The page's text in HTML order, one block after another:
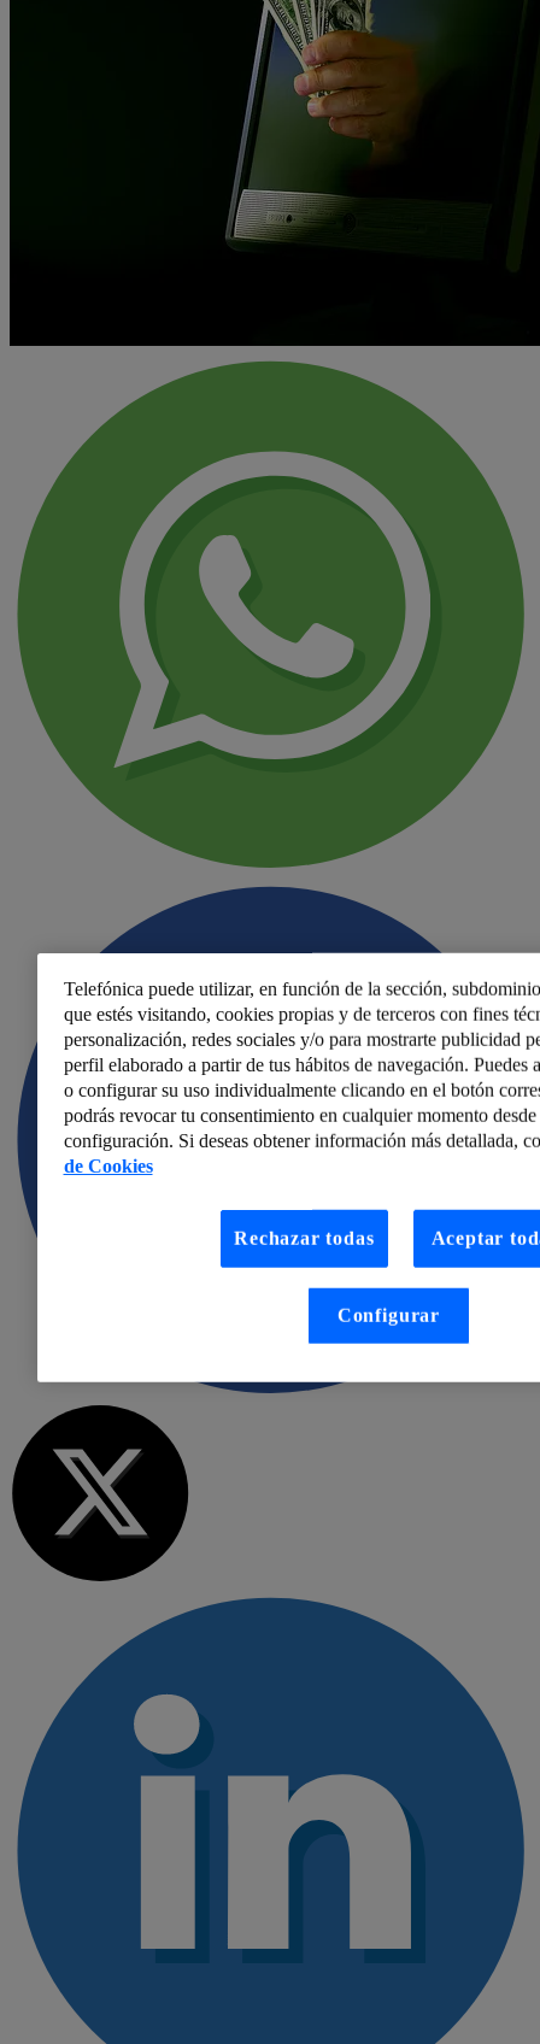
Telefónica puede utilizar, en función de la sección,
que estés visitando, cookies propias y de terceros con fines
personalización, redes sociales y/o para mostrarte publicidad
perfil elaborado a partir de tus hábitos de navegación. Puedes
o configurar su uso individualmente clicando en el botón
podrás revocar tu consentimiento en cualquier momento
configuración. Si deseas obtener información más detallada,
de Cookies
Rechazar todas Aceptar
Configurar